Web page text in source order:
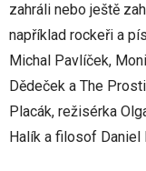
zahráli nebo ještě
například rockeři a
Michal Pavlíček,
Dědeček a The
Placák, režisérka
Halík a filosof Daniel